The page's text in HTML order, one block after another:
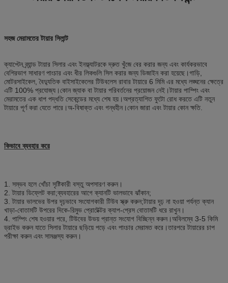
সহজ মেরামতের টায়ার সিলান্ট
ক্যাপ্টেন ব্র্যান্ড টায়ার সিলার এবং ইনফ্ল্যাটরকে দ্রুত খুঁজে বের করার জন্য এবং কার্যকরভাবে
বেশিরভাগ সাধারণ পাংচার এবং ধীর লিকগুলি সিল করার জন্য ডিজাইন করা হয়েছে।গাড়ি,
মোটরসাইকেল, বৈদ্যুতিক বাইসাইকেলের টিউবলেস রাবার টায়ারে 6 মিমি এর মধ্যে লঙ্ঘনের ক্ষেত্রে
এটি 100% প্রযোজ্য।কোন জ্যাক বা টায়ার পরিবর্তনের প্রয়োজন নেই।টায়ার পাম্পিং এবং
মেরামতের এক ধাপ পদ্ধতি সেকেন্ডের মধ্যে শেষ হয়।অপ্রত্যাশিত ফুটো রোধ করতে এটি নতুন
টায়ারে পূর্ণ করা যেতে পারে।অ-বিষাক্ত এবং গন্ধহীন।কোন জারা এবং টায়ার কোন ক্ষতি.
কিভাবে ব্যবহার করে
1. সম্ভব হলে খোঁচা সৃষ্টিকারী বস্তু অপসারণ করুন।
2. টায়ার ডিফ্লেট করা;ব্যবহারের আগে ক্যানটি ভালভাবে ঝাঁকান;
3. টায়ার ভালভের উপর দৃঢ়ভাবে সংযোগকারী টিউব স্ক্রু করুন;টায়ার দৃঢ় না হওয়া পর্যন্ত ক্যান
খাড়া-বোতামটি উপরের দিকে-রিমুভ প্রোটেক্টর ক্যাপ-প্রেস বোতামটি ধরে রাখুন।
4. পাম্পিং শেষ হওয়ার পরে, টিউবের উভয় প্রান্ত সংযোগ বিচ্ছিন্ন করুন।অবিলম্বে 3-5 কিমি
ড্রাইভ করুন যাতে সিলার টায়ারে ছড়িয়ে পড়ে এবং পাংচার মেরামত করে।তারপরে টায়ারের চাপ
পরীক্ষা করুন এবং সামঞ্জস্য করুন।